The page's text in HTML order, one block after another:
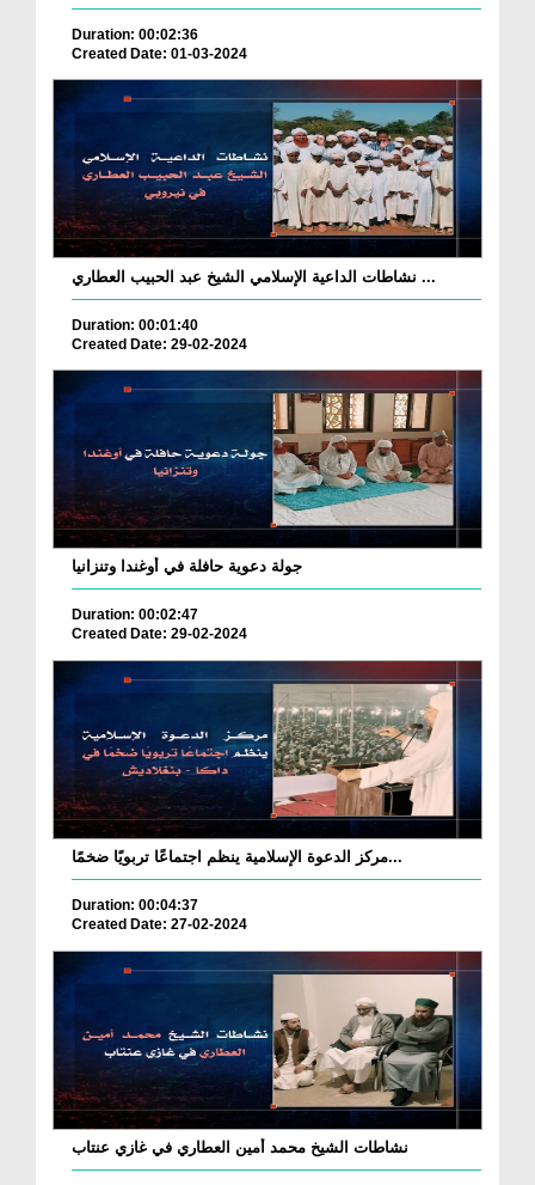
Duration: 00:02:36
Created Date: 01-03-2024
نشاطات الداعية الإسلامي الشيخ عبد الحبيب العطاري ...
Duration: 00:01:40
Created Date: 29-02-2024
جولة دعوية حافلة في أوغندا وتنزانيا
Duration: 00:02:47
Created Date: 29-02-2024
مركز الدعوة الإسلامية ينظم اجتماعًا تربويًا ضخمًا...
Duration: 00:04:37
Created Date: 27-02-2024
نشاطات الشيخ محمد أمين العطاري في غازي عنتاب